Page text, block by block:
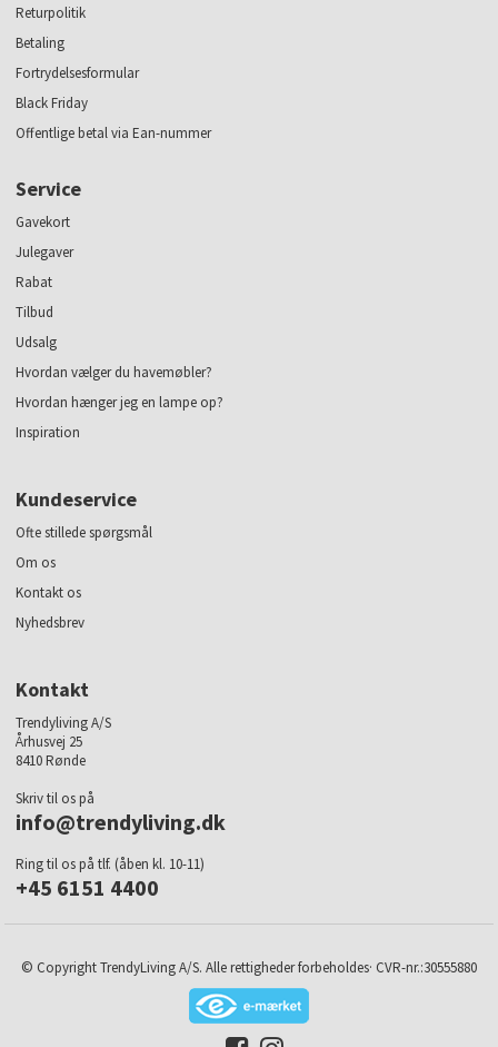
Returpolitik
Betaling
Fortrydelsesformular
Black Friday
Offentlige betal via Ean-nummer
Service
Gavekort
Julegaver
Rabat
Tilbud
Udsalg
Hvordan vælger du havemøbler?
Hvordan hænger jeg en lampe op?
Inspiration
Kundeservice
Ofte stillede spørgsmål
Om os
Kontakt os
Nyhedsbrev
Kontakt
Trendyliving A/S
Århusvej 25
8410 Rønde
Skriv til os på
info@trendyliving.dk
Ring til os på tlf. (åben kl. 10-11)
+45 6151 4400
© Copyright TrendyLiving A/S. Alle rettigheder forbeholdes· CVR-nr.:30555880